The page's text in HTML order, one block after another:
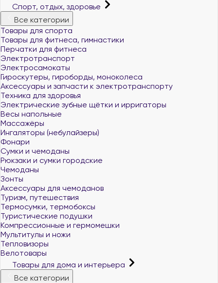
Спорт, отдых, здоровье
Все категории
Товары для спорта
Товары для фитнеса, гимнастики
Перчатки для фитнеса
Электротранспорт
Электросамокаты
Гироскутеры, гироборды, моноколеса
Аксессуары и запчасти к электротранспорту
Техника для здоровья
Электрические зубные щётки и ирригаторы
Весы напольные
Массажёры
Ингаляторы (небулайзеры)
Фонари
Сумки и чемоданы
Рюкзаки и сумки городские
Чемоданы
Зонты
Аксессуары для чемоданов
Туризм, путешествия
Термосумки, термобоксы
Туристические подушки
Компрессионные и гермомешки
Мультитулы и ножи
Тепловизоры
Велотовары
Товары для дома и интерьера
Все категории